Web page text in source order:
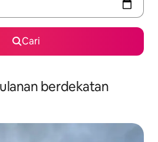
Cari
berdekatan